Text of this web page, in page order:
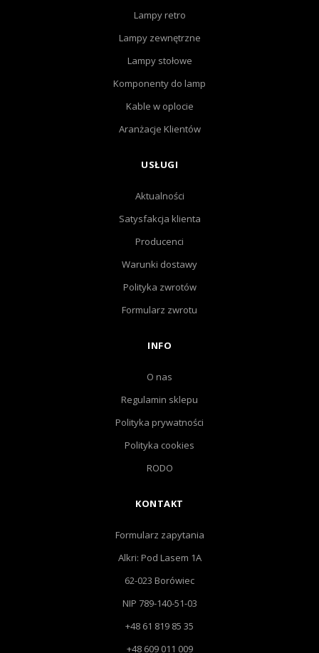
Lampy retro
Lampy zewnętrzne
Lampy stołowe
Komponenty do lamp
Kable w oplocie
Aranżacje Klientów
USŁUGI
Aktualności
Satysfakcja klienta
Producenci
Warunki dostawy
Polityka zwrotów
Formularz zwrotu
INFO
O nas
Regulamin sklepu
Polityka prywatności
Polityka cookies
RODO
KONTAKT
Formularz zapytania
Alkri: Pod Lasem 1A
62-023 Borówiec
NIP 789-140-51-03
+48 61 819 85 35
+48 609 011 009